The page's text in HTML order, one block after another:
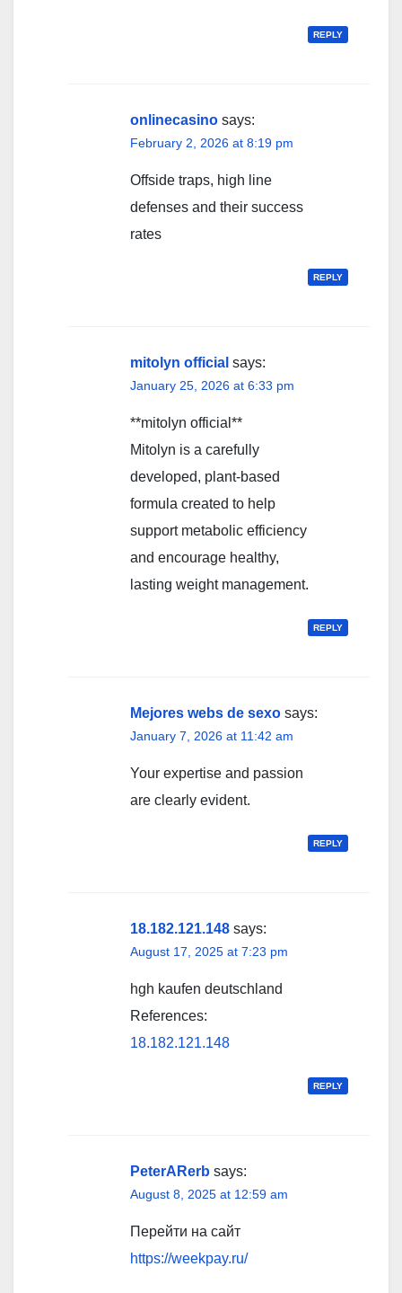
REPLY
onlinecasino says:
February 2, 2026 at 8:19 pm
Offside traps, high line
defenses and their success
rates
REPLY
mitolyn official says:
January 25, 2026 at 6:33 pm
**mitolyn official**
Mitolyn is a carefully
developed, plant-based
formula created to help
support metabolic efficiency
and encourage healthy,
lasting weight management.
REPLY
Mejores webs de sexo says:
January 7, 2026 at 11:42 am
Your expertise and passion
are clearly evident.
REPLY
18.182.121.148 says:
August 17, 2025 at 7:23 pm
hgh kaufen deutschland
References:
18.182.121.148
REPLY
PeterARerb says:
August 8, 2025 at 12:59 am
Перейти на сайт
https://weekpay.ru/